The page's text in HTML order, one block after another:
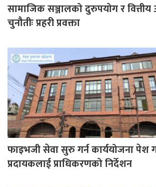
सामाजिक सञ्जालको दुरुपयोग र
चुनौतीः प्रहरी प्रवक्ता
फाइभजी सेवा सुरु गर्न कार्ययोजना पेश
प्रदायकलाई प्राधिकरणको निर्देशन